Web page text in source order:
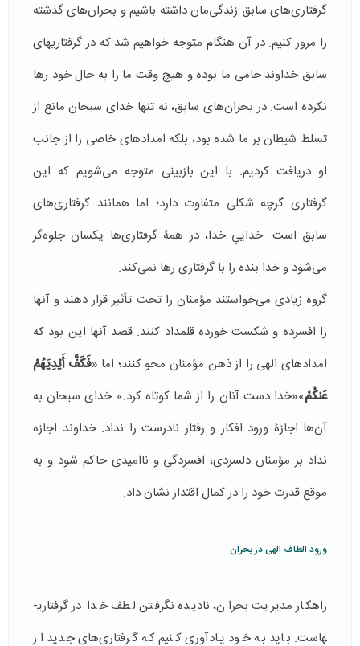
گرفتاری‌های سابق زندگی‌مان داشته باشیم و بحران­‌های گذشته
را مرور کنیم. در آن هنگام متوجه خواهیم شد که در گرفتاری­های
سابق خداوند حامی ما بوده و هیچ وقت ما را به حال خود رها
نکرده است. در بحران‌های سابق، نه تنها خدای سبحان مانع از
تسلط شیطان بر ما شده بود، بلکه امدادهای خاصی را از جانب
او دریافت کردیم. با این بازبینی متوجه می­‌شویم که این
گرفتاری گرچه شکلی متفاوت دارد؛ اما همانند گرفتاری‌های
سابق است. خداییِ خدا، در همۀ گرفتاری‌ها یکسان جلوه‌گر
می‌شود و خدا بنده را با گرفتاری رها نمی‌کند.
گروه زیادی می‌خواستند مؤمنان را تحت تأثیر قرار دهند و آنها
را افسرده و شکست خورده قلمداد کنند. قصد آنها این بود که
امدادهای الهی را از ذهن مؤمنان محو کنند؛ اما «فَكَفَّ أَيْدِيَهُمْ
عَنكُمْ»«خدا دست آنان را از شما كوتاه كرد.» خدای سبحان به
آن‌ها اجازۀ ورود افکار و رفتار نادرست را نداد. خداوند اجازه
نداد بر مؤمنان دلسردی، افسردگی و ناامیدی حاکم شود و به
موقع قدرت خود را در کمال اقتدار نشان داد.
ورود الطاف الهی در بحران
راهکار مدیریت بحران، نادیده نگرفتن لطف خدا در گرفتاری­
هاست. باید به خود یادآوری کنیم که گرفتاری­‌های جدید از